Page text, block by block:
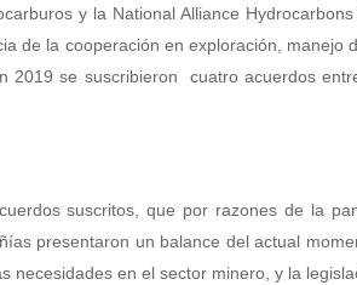
y la National Alliance
de la cooperación en exploración, manejo
se suscribieron cuatro acuerdos
suscritos, que por razones de la
presentaron un balance del actual
en el sector minero, y la